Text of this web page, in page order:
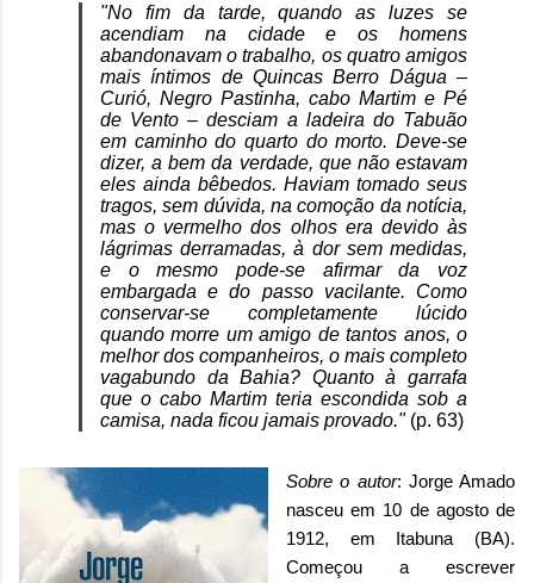
"No fim da tarde, quando as luzes se
acendiam na cidade e os homens
abandonavam o trabalho, os quatro amigos
mais íntimos de Quincas Berro Dágua –
Curió, Negro Pastinha, cabo Martim e Pé
de Vento – desciam a ladeira do Tabuão
em caminho do quarto do morto. Deve-se
dizer, a bem da verdade, que não estavam
eles ainda bêbedos. Haviam tomado seus
tragos, sem dúvida, na comoção da notícia,
mas o vermelho dos olhos era devido às
lágrimas derramadas, à dor sem medidas,
e o mesmo pode-se afirmar da voz
embargada e do passo vacilante. Como
conservar-se completamente lúcido
quando morre um amigo de tantos anos, o
melhor dos companheiros, o mais completo
vagabundo da Bahia? Quanto à garrafa
que o cabo Martim teria escondida sob a
camisa, nada ficou jamais provado."(p. 63)
Sobre o autor: Jorge Amado
nasceu em 10 de agosto de
1912, em Itabuna (BA).
Começou a escrever